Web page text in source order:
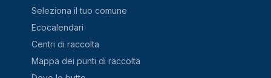
Seleziona il tuo comune
Ecocalendari
Centri di raccolta
Mappa dei punti di raccolta